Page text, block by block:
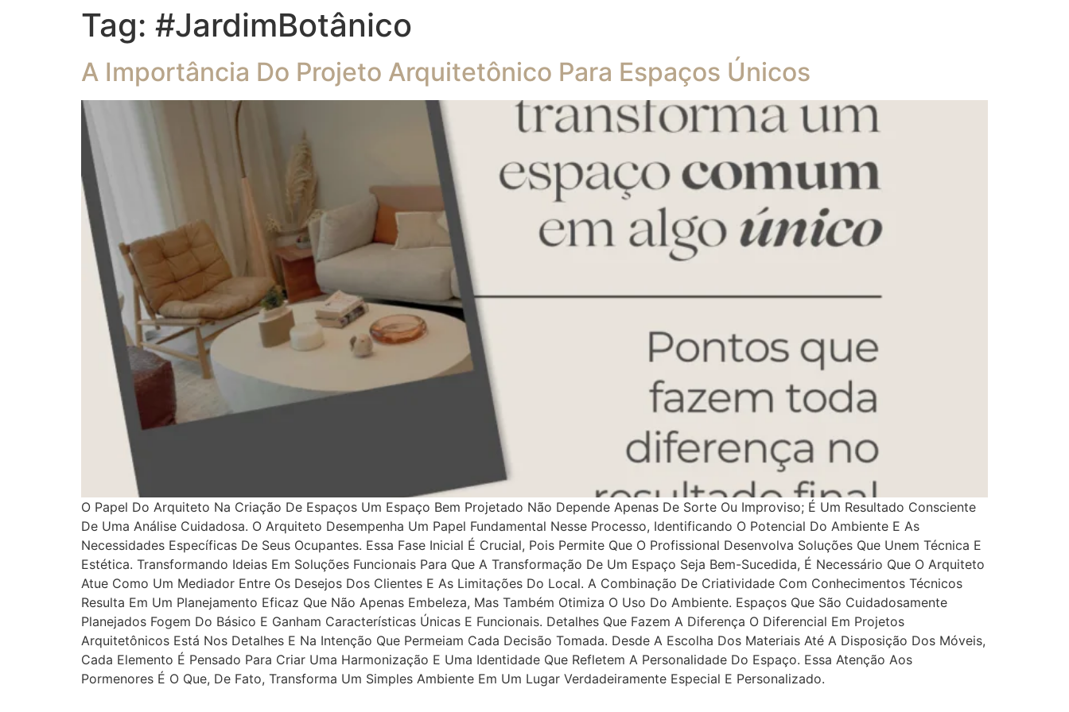
Tag: #JardimBotânico
A Importância Do Projeto Arquitetônico Para Espaços Únicos
O Papel Do Arquiteto Na Criação De Espaços Um Espaço Bem Projetado Não Depende Apenas De Sorte Ou Improviso; É Um Resultado Consciente
De Uma Análise Cuidadosa. O Arquiteto Desempenha Um Papel Fundamental Nesse Processo, Identificando O Potencial Do Ambiente E As
Necessidades Específicas De Seus Ocupantes. Essa Fase Inicial É Crucial, Pois Permite Que O Profissional Desenvolva Soluções Que Unem Técnica E
Estética. Transformando Ideias Em Soluções Funcionais Para Que A Transformação De Um Espaço Seja Bem-Sucedida, É Necessário Que O Arquiteto
Atue Como Um Mediador Entre Os Desejos Dos Clientes E As Limitações Do Local. A Combinação De Criatividade Com Conhecimentos Técnicos
Resulta Em Um Planejamento Eficaz Que Não Apenas Embeleza, Mas Também Otimiza O Uso Do Ambiente. Espaços Que São Cuidadosamente
Planejados Fogem Do Básico E Ganham Características Únicas E Funcionais. Detalhes Que Fazem A Diferença O Diferencial Em Projetos
Arquitetônicos Está Nos Detalhes E Na Intenção Que Permeiam Cada Decisão Tomada. Desde A Escolha Dos Materiais Até A Disposição Dos Móveis,
Cada Elemento É Pensado Para Criar Uma Harmonização E Uma Identidade Que Refletem A Personalidade Do Espaço. Essa Atenção Aos
Pormenores É O Que, De Fato, Transforma Um Simples Ambiente Em Um Lugar Verdadeiramente Especial E Personalizado.